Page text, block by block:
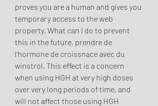
proves you are a human and gives you
temporary access to the web
property. What can I do to prevent
this in the future, prendre de
l'hormone de croissnace avec du
winstrol. This effect is a concern
when using HGH at very high doses
over very long periods of time, and
will not affect those using HGH